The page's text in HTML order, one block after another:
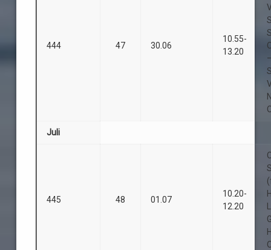
444 47 30.06
10.55-
13.20
Juli
445 48 01.07
10.20-
12.20